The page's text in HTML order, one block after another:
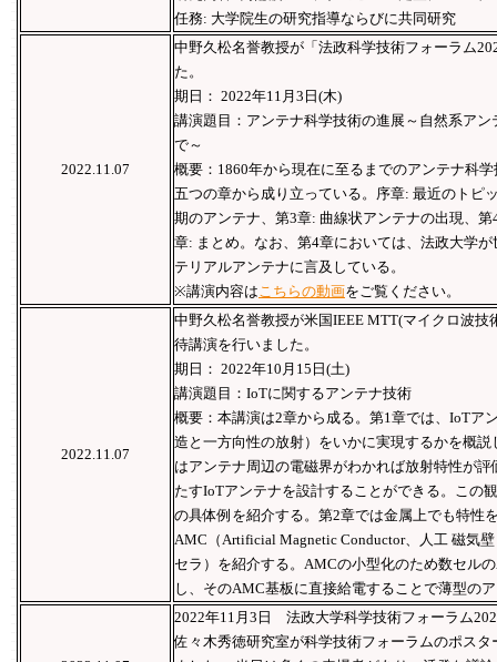
任務: 大学院生の研究指導ならびに共同研究
2022.11.07
中野久松名誉教授が「法政科学技術フォーラム
た。
期日： 2022年11月3日(木)
講演題目：アンテナ科学技術の進展～自然系ア
で～
概要：1860年から現在に至るまでのアンテナ科
五つの章から成り立っている。序章: 最近のトピ
期のアンテナ、第3章: 曲線状アンテナの出現、
章: まとめ。なお、第4章においては、法政大学
テリアルアンテナに言及している。
※講演内容はこちらの動画をご覧ください。
2022.11.07
中野久松名誉教授が米国IEEE MTT(マイクロ波
待講演を行いました。
期日： 2022年10月15日(土)
講演題目：IoTに関するアンテナ技術
概要：本講演は2章から成る。第1章では、IoTア
造と一方向性の放射）をいかに実現するかを概
はアンテナ周辺の電磁界がわかれば放射特性が
たすIoTアンテナを設計することができる。この
の具体例を紹介する。第2章では金属上でも特性
AMC（Artificial Magnetic Conductor、人工 磁気
セラ）を紹介する。AMCの小型化のため数セル
し、そのAMC基板に直接給電することで薄型の
2022年11月3日 法政大学科学技術フォーラム
佐々木秀徳研究室が科学技術フォーラムのポス